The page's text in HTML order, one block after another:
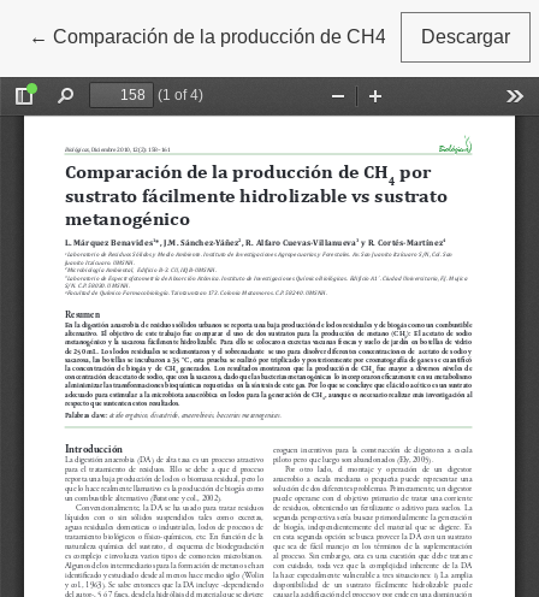
← Volver a los detalles del artículo
Comparación de la producción de CH4 por sustrato
Descargar